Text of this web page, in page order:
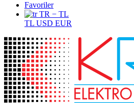
Favoriler
TR − TL
TL USD EUR